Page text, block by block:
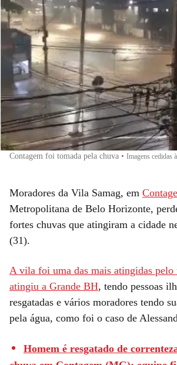
Contagem foi tomada pela chuva • Imagens cedidas
Moradores da Vila Samag, em
Metropolitana de Belo Horizonte,
fortes chuvas que atingiram a cidade
(31).
A vila foi uma das mais atingidas pelo
atingiu a Grande BH, tendo pessoas
resgatadas e vários moradores tendo
pela água, como foi o caso de
Homem é resgatado de